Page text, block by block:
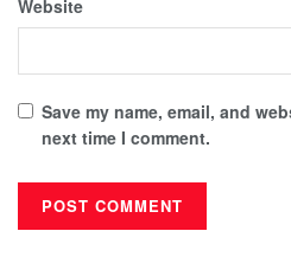
Website
Save my name, email, and
next time I comment.